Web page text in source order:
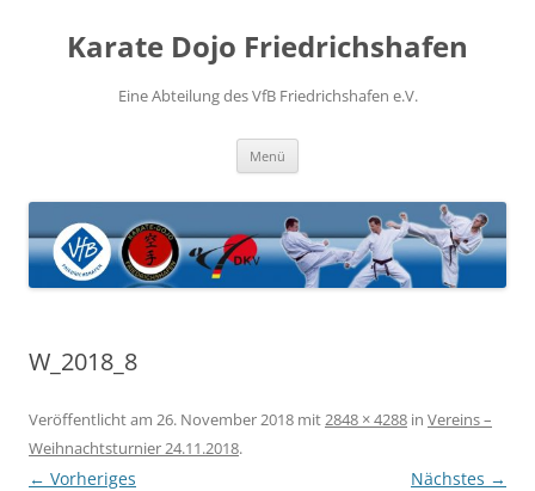
springenKarate Dojo Friedrichshafen
Eine Abteilung des VfB Friedrichshafen e.V.
Menü
W_2018_8
Veröffentlicht am 26. November 2018 mit2848 × 4288 in Vereins –
Weihnachtsturnier 24.11.2018.
← Vorheriges Nächstes →